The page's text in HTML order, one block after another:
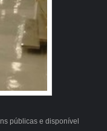
públicas e disponível